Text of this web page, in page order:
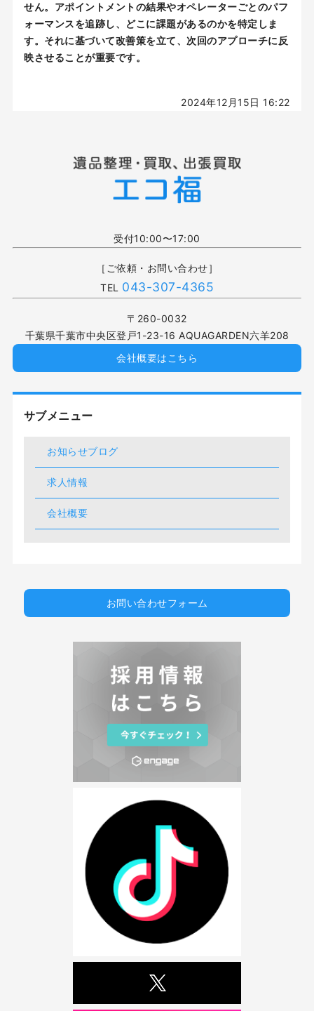
せん。アポイントメントの結果やオペレーターごとのパフ
ォーマンスを追跡し、どこに課題があるのかを特定しま
す。それに基づいて改善策を立て、次回のアプローチに反
映させることが重要です。
2024年12月15日 16:22
受付10:00〜17:00
［ご依頼・お問い合わせ］
TEL 043-307-4365
〒260-0032
千葉県千葉市中央区登戸1-23-16 AQUAGARDEN六羊208
会社概要はこちら
サブメニュー
お知らせブログ
求人情報
会社概要
お問い合わせフォーム